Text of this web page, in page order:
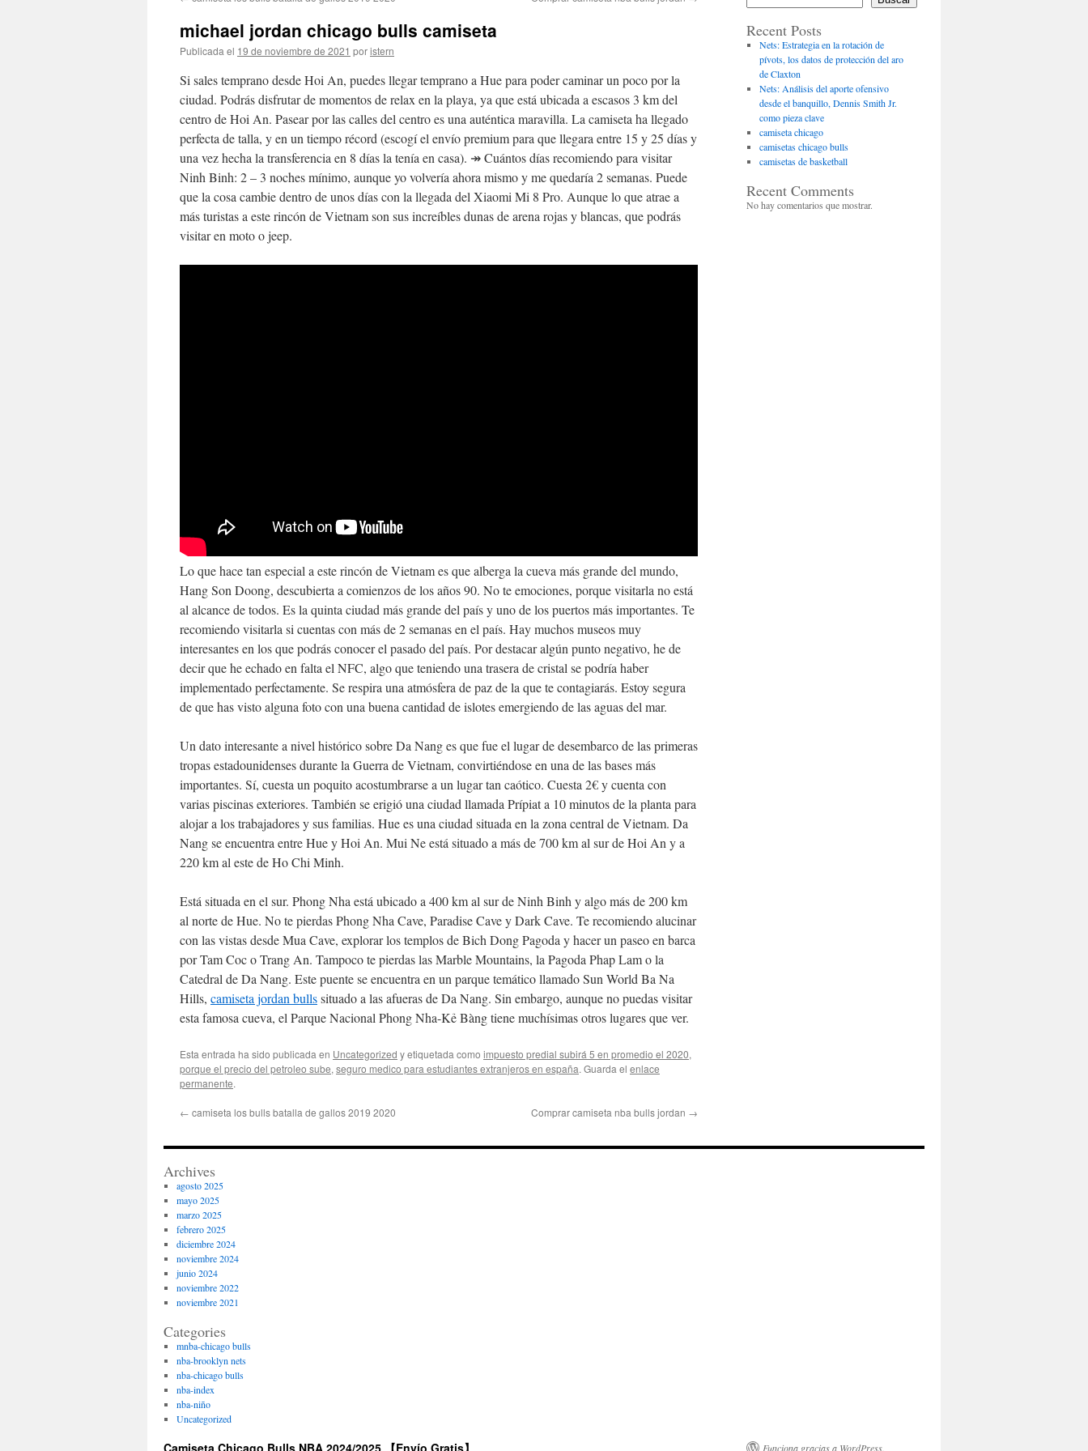
contenido
michael jordan chicago bulls camiseta
Publicada el 19 de noviembre de 2021 poristern
Si sales temprano desde Hoi An, puedes llegar temprano a Hue para poder caminar un poco por la
ciudad. Podrás disfrutar de momentos de relax en la playa, ya que está ubicada a escasos 3 km del
centro de Hoi An. Pasear por las calles del centro es una auténtica maravilla. La camiseta ha llegado
perfecta de talla, y en un tiempo récord (escogí el envío premium para que llegara entre 15 y 25 días y
una vez hecha la transferencia en 8 días la tenía en casa). ↠ Cuántos días recomiendo para visitar
Ninh Binh: 2 – 3 noches mínimo, aunque yo volvería ahora mismo y me quedaría 2 semanas. Puede
que la cosa cambie dentro de unos días con la llegada del Xiaomi Mi 8 Pro. Aunque lo que atrae a
más turistas a este rincón de Vietnam son sus increíbles dunas de arena rojas y blancas, que podrás
visitar en moto o jeep.
Lo que hace tan especial a este rincón de Vietnam es que alberga la cueva más grande del mundo,
Hang Son Doong, descubierta a comienzos de los años 90. No te emociones, porque visitarla no está
al alcance de todos. Es la quinta ciudad más grande del país y uno de los puertos más importantes. Te
recomiendo visitarla si cuentas con más de 2 semanas en el país. Hay muchos museos muy
interesantes en los que podrás conocer el pasado del país. Por destacar algún punto negativo, he de
decir que he echado en falta el NFC, algo que teniendo una trasera de cristal se podría haber
implementado perfectamente. Se respira una atmósfera de paz de la que te contagiarás. Estoy segura
de que has visto alguna foto con una buena cantidad de islotes emergiendo de las aguas del mar.
Un dato interesante a nivel histórico sobre Da Nang es que fue el lugar de desembarco de las primeras
tropas estadounidenses durante la Guerra de Vietnam, convirtiéndose en una de las bases más
importantes. Sí, cuesta un poquito acostumbrarse a un lugar tan caótico. Cuesta 2€ y cuenta con
varias piscinas exteriores. También se erigió una ciudad llamada Prípiat a 10 minutos de la planta para
alojar a los trabajadores y sus familias. Hue es una ciudad situada en la zona central de Vietnam. Da
Nang se encuentra entre Hue y Hoi An. Mui Ne está situado a más de 700 km al sur de Hoi An y a
220 km al este de Ho Chi Minh.
Está situada en el sur. Phong Nha está ubicado a 400 km al sur de Ninh Binh y algo más de 200 km
al norte de Hue. No te pierdas Phong Nha Cave, Paradise Cave y Dark Cave. Te recomiendo alucinar
con las vistas desde Mua Cave, explorar los templos de Bich Dong Pagoda y hacer un paseo en barca
por Tam Coc o Trang An. Tampoco te pierdas las Marble Mountains, la Pagoda Phap Lam o la
Catedral de Da Nang. Este puente se encuentra en un parque temático llamado Sun World Ba Na
Hills, camiseta jordan bullssituado a las afueras de Da Nang. Sin embargo, aunque no puedas visitar
esta famosa cueva, el Parque Nacional Phong Nha-Kẻ Bàng tiene muchísimas otros lugares que ver.
Esta entrada ha sido publicada en Uncategorized y etiquetada como impuesto predial subirá 5 en promedio el 2020,
porque el precio del petroleo sube, seguro medico para estudiantes extranjeros en españa. Guarda el enlace
permanente.
← camiseta los bulls batalla de gallos 2019 2020 Comprar camiseta nba bulls jordan →
Recent Posts
Nets: Estrategia en la rotación de
pívots, los datos de protección del aro
de Claxton
Nets: Análisis del aporte ofensivo
desde el banquillo, Dennis Smith Jr.
como pieza clave
camiseta chicago
camisetas chicago bulls
camisetas de basketball
Recent Comments
No hay comentarios que mostrar.
Archives
agosto 2025
mayo 2025
marzo 2025
febrero 2025
diciembre 2024
noviembre 2024
junio 2024
noviembre 2022
noviembre 2021
Categories
mnba-chicago bulls
nba-brooklyn nets
nba-chicago bulls
nba-index
nba-niño
Uncategorized
Camiseta Chicago Bulls NBA 2024/2025 【Envío Gratis】 Funciona gracias a WordPress.